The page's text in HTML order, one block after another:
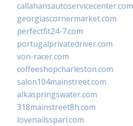
callahansautoservicecenter.com
georgiascornermarket.com
perfectfit24-7.com
portugalprivatedriver.com
von-racer.com
coffeeshopcharleston.com
salon104mainstreet.com
alkaspringswater.com
318mainstreet8h.com
lovenailsspari.com